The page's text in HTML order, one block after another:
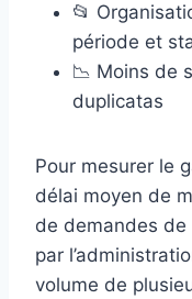
📂
période et
📉 Moins de
duplicatas
Pour mesurer le
délai moyen de
de demandes
par
volume de